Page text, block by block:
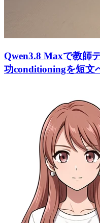
Qwen3.8 Maxで教師
功conditioningを短文